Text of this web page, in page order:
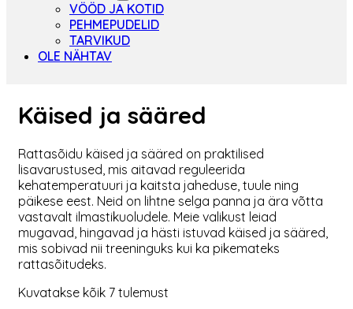
VÖÖD JA KOTID
PEHMEPUDELID
TARVIKUD
OLE NÄHTAV
Käised ja sääred
Rattasõidu käised ja sääred on praktilised
lisavarustused, mis aitavad reguleerida
kehatemperatuuri ja kaitsta jaheduse, tuule ning
päikese eest. Neid on lihtne selga panna ja ära võtta
vastavalt ilmastikuoludele. Meie valikust leiad
mugavad, hingavad ja hästi istuvad käised ja sääred,
mis sobivad nii treeninguks kui ka pikemateks
rattasõitudeks.
Kuvatakse kõik 7 tulemust